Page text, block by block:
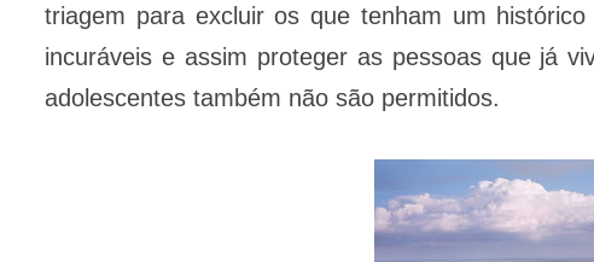
triagem para excluir os que tenham um
incuráveis e assim proteger as pessoas que já
adolescentes também não são permitidos.